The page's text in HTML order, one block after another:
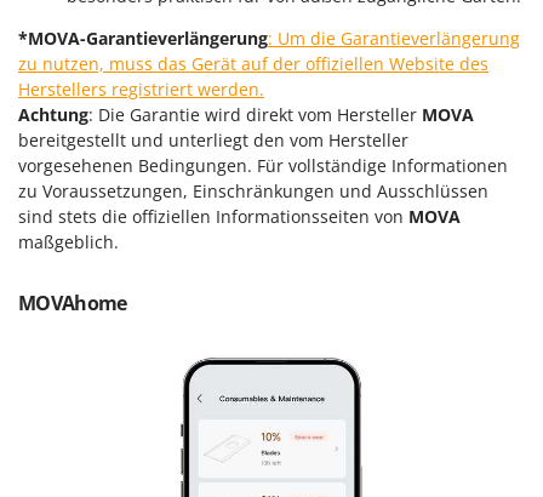
Rührtöpfe mit Elektrischem Rührwerk
Rupfmaschinen
S
Sämaschinen und Düngerstreuer
Scheibenpflüge
Schneefräsen
Schneeräumer
Schrotmühlen - elektrisch
Schweißgeräte
Seilwinden - Motorseilwinden
Sichelmähwerke für Traktoren
Sichelmulcher für Traktoren
Greenworks
GRIFO
GVS
GYS
H
Hailo
Henx
*MOVA-Garantieverlängerung: Um die Garantieverlängerung
zu nutzen, muss das Gerät auf der offiziellen Website des
Herstellers registriert werden.
Achtung: Die Garantie wird direkt vom Hersteller MOVA
bereitgestellt und unterliegt den vom Hersteller
vorgesehenen Bedingungen. Für vollständige Informationen
zu Voraussetzungen, Einschränkungen und Ausschlüssen
sind stets die offiziellen Informationsseiten von MOVA
maßgeblich.
MOVAhome